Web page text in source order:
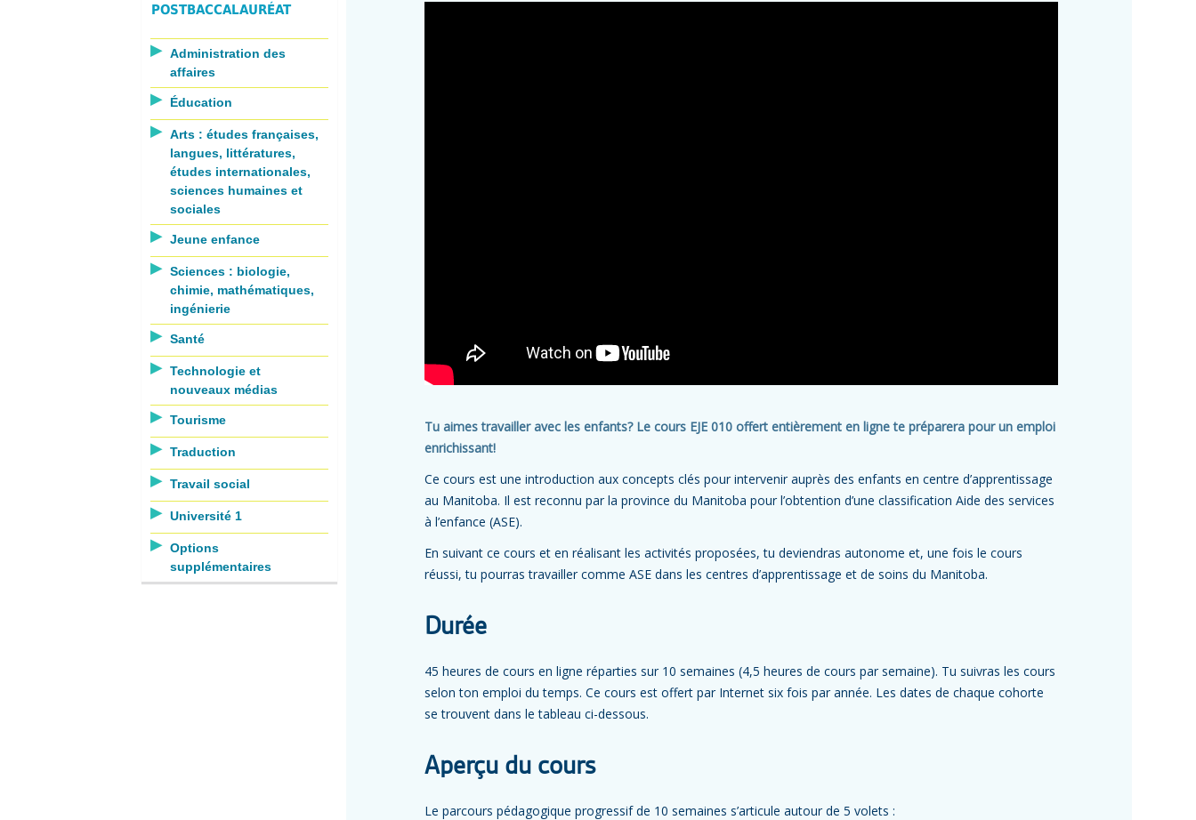
Tu aimes travailler avec les enfants? Le cours EJE 010 offert entièrement en ligne te préparera pour un emploi
enrichissant!
Ce cours est une introduction aux concepts clés pour intervenir auprès des enfants en centre d’apprentissage
au Manitoba. Il est reconnu par la province du Manitoba pour l’obtention d’une classification Aide des services
à l’enfance (ASE).
En suivant ce cours et en réalisant les activités proposées, tu deviendras autonome et, une fois le cours
réussi, tu pourras travailler comme ASE dans les centres d’apprentissage et de soins du Manitoba.
Durée
45 heures de cours en ligne réparties sur 10 semaines (4,5 heures de cours par semaine). Tu suivras les cours
selon ton emploi du temps. Ce cours est offert par Internet six fois par année. Les dates de chaque cohorte
se trouvent dans le tableau ci-dessous.
Aperçu du cours
Le parcours pédagogique progressif de 10 semaines s’articule autour de 5 volets :
POSTBACCALAURÉAT
Administration des
affaires
Éducation
Arts : études françaises,
langues, littératures,
études internationales,
sciences humaines et
sociales
Jeune enfance
Sciences : biologie,
chimie, mathématiques,
ingénierie
Santé
Technologie et
nouveaux médias
Tourisme
Traduction
Travail social
Université 1
Options
supplémentaires